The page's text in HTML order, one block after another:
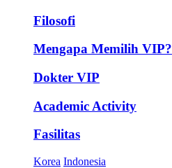
Filosofi
Mengapa Memilih VIP?
Dokter VIP
Academic Activity
Fasilitas
Korea Indonesia